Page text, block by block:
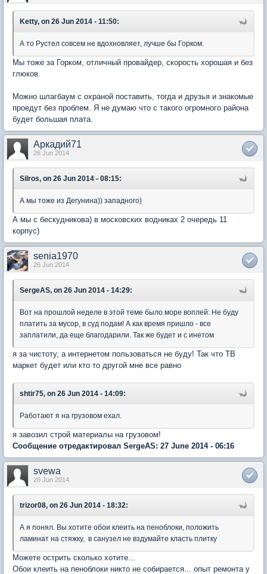
Ketty, on 26 Jun 2014 - 11:50:
А то Рустел совсем не вдохновляет, лучше бы Горком.
Мы тоже за Горком, отличный провайдер, скорость хорошая и без
глюков.
Можно шлагбаум с охраной поставить, тогда и друзья и знакомые
проедут без проблем. Я не думаю что с такого огромного района
будет большая плата.
Аркадий71
26 Jun 2014
Silros, on 26 Jun 2014 - 08:15:
А мы тоже из Дегунина)) западного)
А мы с бескудникова) в московских водниках 2 очередь 11
корпус)
senia1970
26 Jun 2014
SergeAS, on 26 Jun 2014 - 14:29:
Вот на прошлой неделе в этой теме было море воплей: Не буду
платить за мусор, в суд подам! А как время пришло - все
заплатили, да еще благодарили. Так же будет и с инетом
я за чистоту, а интернетом пользоваться не буду! Так что ТВ
маркет будет или кто то другой мне все равно
shtir75, on 26 Jun 2014 - 14:09:
Работают я на грузовом ехал.
я завозил строй материалы на грузовом!
Сообщение отредактировал SergeAS: 27 June 2014 - 06:16
svewa
26 Jun 2014
trizor08, on 26 Jun 2014 - 18:32:
А я понял. Вы хотите обои клеить на пеноблоки, положить
ламинат на стяжку, в санузел не вздумайте класть плитку
Можете острить сколько хотите...
Обои клеить на пеноблоки никто не собирается... опыт ремонта у